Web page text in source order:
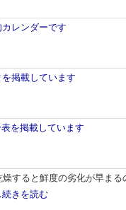
レンダーです
掲載しています
を掲載しています
すると鮮度の劣化が早ま
きを読む